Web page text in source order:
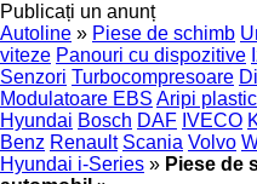
Publicați un anunț
Autoline » Piese de schimb
viteze Panouri cu dispozitive
Senzori Turbocompresoare
Modulatoare EBS Aripi plastic
Hyundai Bosch DAF IVECO
Benz Renault Scania Volvo
Hyundai i-Series » Piese de